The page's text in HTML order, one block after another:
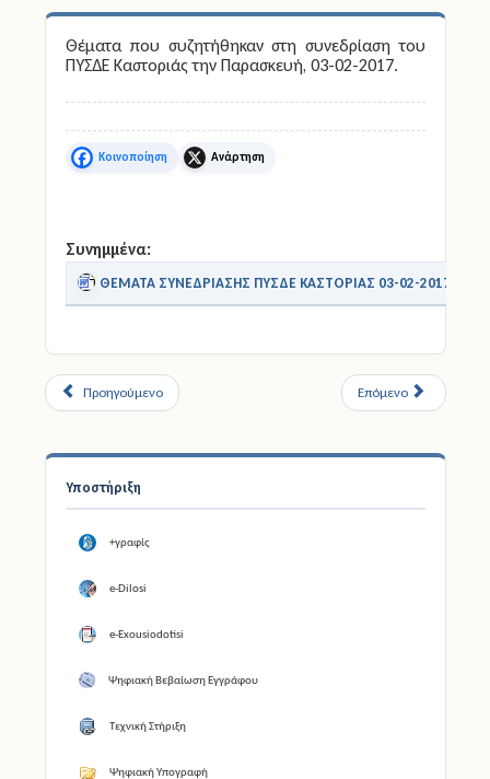
Έντυπα
Ηλεκτρονικές Υπηρεσίες
Υποστήριξη
+γραφίς
e-Dilosi
e-Exousiodotisi
Ψηφιακή Βεβαίωση Εγγράφου
Τεχνική Στήριξη
Ψηφιακή Υπογραφή
Θέματα που συζητήθηκαν στη συνεδρίαση του
ΠΥΣΔΕ Καστοριάς την Παρασκευή, 03-02-2017.
Facebook X
Συνημμένα:
ΘΕΜΑΤΑ ΣΥΝΕΔΡΙΑΣΗΣ ΠΥΣΔΕ ΚΑΣΤΟΡΙΑΣ 03-02-2017.doc
Προηγούμενο Επόμενο